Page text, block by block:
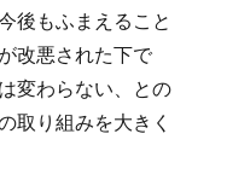
後もふまえること
改悪された下で
変わらない、との
取り組みを大きく